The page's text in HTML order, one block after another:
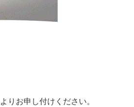
よりお申し付けください。